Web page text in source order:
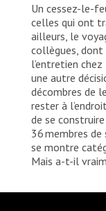
Un cessez-le-
celles qui ont
ailleurs, le
collègues, dont
l’entretien
une autre
décombres de
rester à
de se
36 membres
se montre
Mais a-t-il